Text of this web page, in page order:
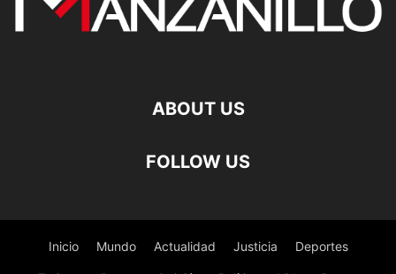
ABOUT US
FOLLOW US
Inicio Mundo Actualidad Justicia Deportes